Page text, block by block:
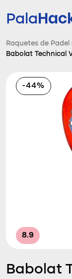
Pala
Raquetes de Padel
Babolat Technical
-44%
8.9
Babolat